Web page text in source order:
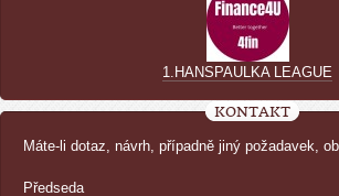
1.HANSPAULKA LEAGUE
KONTAKT
Máte-li dotaz, návrh, případně jiný požadavek,
Předseda